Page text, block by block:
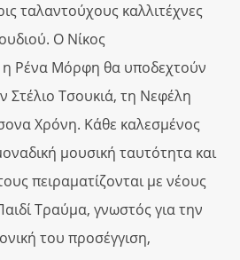
ταλαντούχους καλλιτέχνες
Ο Νίκος
η Ρένα Μόρφη θα υποδεχτούν
Στέλιο Τσουκιά, τη Νεφέλη
Χρόνη. Κάθε καλεσμένος
μουσική ταυτότητα και
πειραματίζονται με νέους
Τραύμα, γνωστός για την
του προσέγγιση,